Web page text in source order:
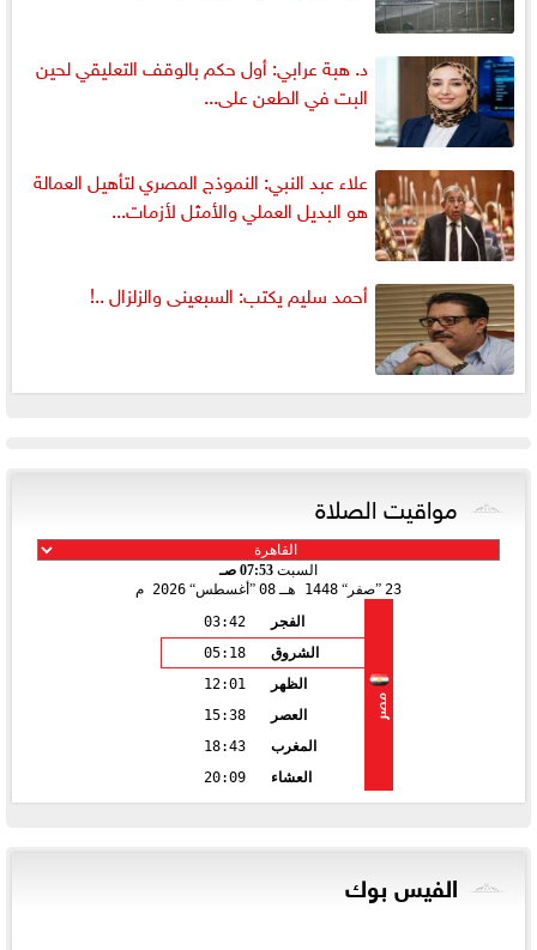
د. هبة عرابي: أول حكم بالوقف التعليقي لحين
البت في الطعن على...
علاء عبد النبي: النموذج المصري لتأهيل العمالة
هو البديل العملي والأمثل لأزمات...
أحمد سليم يكتب: السبعينى والزلزال ..!
مواقيت الصلاة
السبت 07:53 صـ
23 صفر 1448 هـ 08 أغسطس 2026 م
مصر
الفجر
03:42
الشروق
05:18
الظهر
12:01
العصر
15:38
المغرب
18:43
العشاء
20:09
الفيس بوك